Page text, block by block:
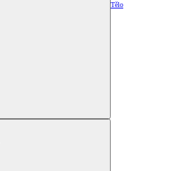
Tělo